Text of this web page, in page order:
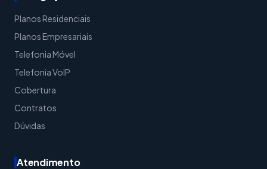
Planos Residenciais
Planos Empresariais
Telefonia Móvel
Telefonia VoIP
Cobertura
Contratos
Dúvidas
Atendimento